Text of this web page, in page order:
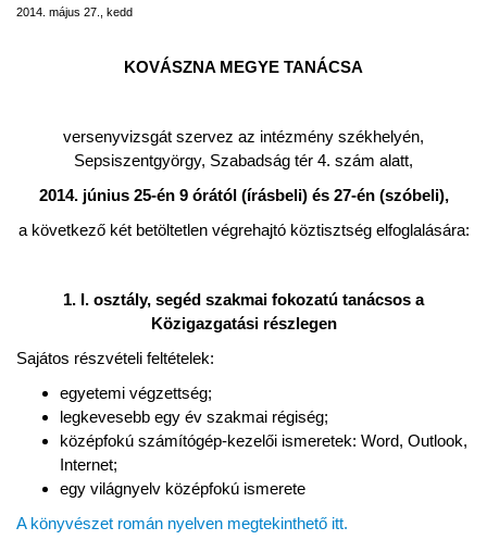
2014. május 27., kedd
KOVÁSZNA MEGYE TANÁCSA
versenyvizsgát szervez az intézmény székhelyén,
Sepsiszentgyörgy, Szabadság tér 4. szám alatt,
2014. június 25-én 9 órától (írásbeli) és 27-én (szóbeli),
a következő két betöltetlen végrehajtó köztisztség elfoglalására:
1. I. osztály, segéd szakmai fokozatú tanácsos a
Közigazgatási részlegen
Sajátos részvételi feltételek:
egyetemi végzettség;
legkevesebb egy év szakmai régiség;
középfokú számítógép-kezelői ismeretek: Word, Outlook,
Internet;
egy világnyelv középfokú ismerete
A könyvészet román nyelven megtekinthető itt.